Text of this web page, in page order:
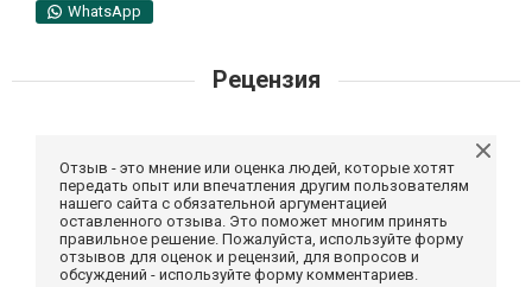
WhatsApp
Рецензия
Отзыв - это мнение или оценка людей, которые хотят
передать опыт или впечатления другим пользователям
нашего сайта с обязательной аргументацией
оставленного отзыва. Это поможет многим принять
правильное решение. Пожалуйста, используйте форму
отзывов для оценок и рецензий, для вопросов и
обсуждений - используйте форму комментариев.